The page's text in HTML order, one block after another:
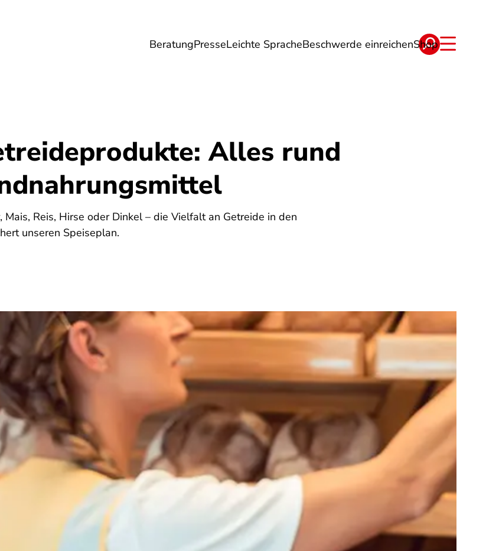
BeratungPresseLeichte SpracheBeschwerde einreichenShop
Gesundheit & Pflege Energie Reise Verträge
Alles rund
Mais, Reis, Hirse oder Dinkel – die Vielfalt an Getreide in den
unseren Speiseplan.